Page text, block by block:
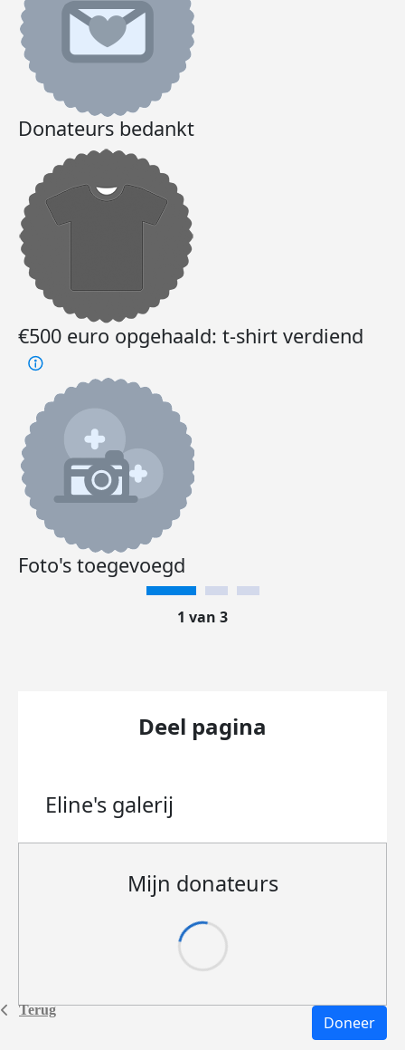
Terug
Donateurs bedankt
€500 euro opgehaald: t-shirt verdiend
Foto's toegevoegd
1 van 3
Deel pagina
Eline's galerij
Mijn donateurs
Doneer